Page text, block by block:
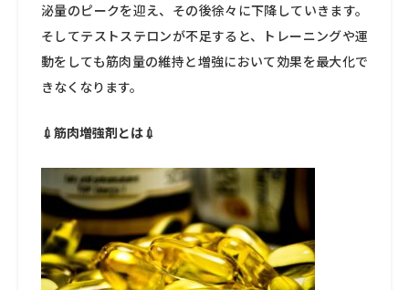
泌量のピークを迎え、その後徐々に下降していきます。
そしてテストステロンが不足すると、トレーニングや運
動をしても筋肉量の維持と増強において効果を最大化で
きなくなります。
💉筋肉増強剤とは💉